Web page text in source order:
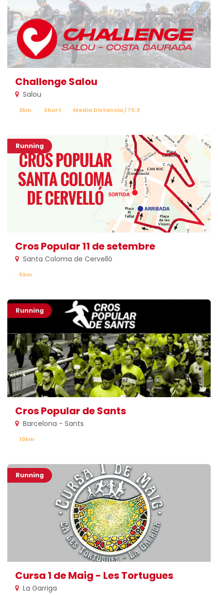
Challenge Salou
Salou
2km Short Media Distancia / 70.3
Running
Cros Popular 11 de setembre
Santa Coloma de Cervelló
5km
Running
Cros Popular de Sants
Barcelona - Sants
10km
Running
Cursa 1 de Maig - Les Tortugues
La Garriga